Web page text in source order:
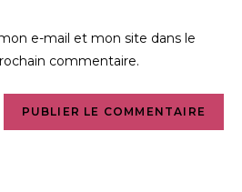
e-mail et mon site dans le
commentaire.